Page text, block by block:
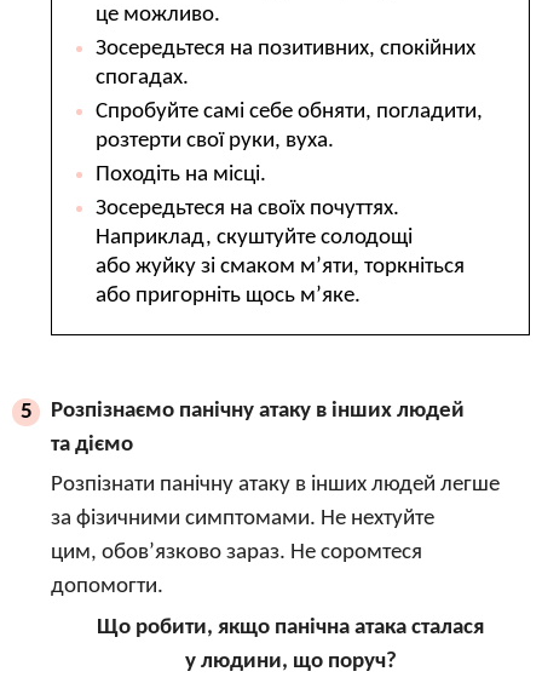
це можливо.
Зосередьтеся на позитивних, спокійних
спогадах.
Спробуйте самі себе обняти, погладити,
розтерти свої руки, вуха.
Походіть на місці.
Зосередьтеся на своїх почуттях.
Наприклад, скуштуйте солодощі
або жуйку зі смаком м’яти, торкніться
або пригорніть щось м’яке.
5
Розпізнаємо панічну атаку в інших людей
та діємо
Розпізнати панічну атаку в інших людей легше
за фізичними симптомами. Не нехтуйте
цим, обов’язково зараз. Не соромтеся
допомогти.
Що робити, якщо панічна атака сталася
у людини, що поруч?